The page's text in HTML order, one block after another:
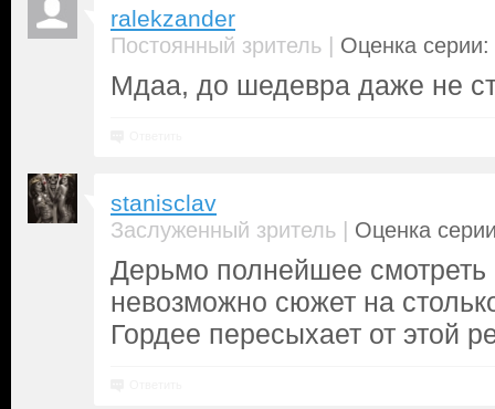
ralekzander
Постоянный зритель | Оценка серии:
Мдаа, до шедевра даже не
stanisclav
Заслуженный зритель | Оценка
Дерьмо полнейшее смотреть
невозможно сюжет на
Гордее пересыхает от этой